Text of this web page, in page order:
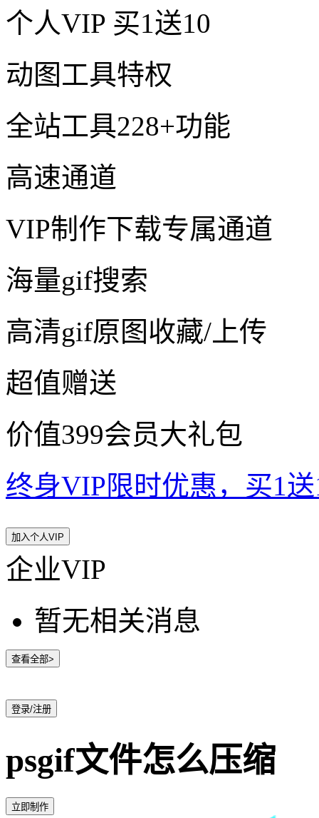
个人VIP 买1送10
动图工具特权
全站工具228+功能
高速通道
VIP制作下载专属通道
海量gif搜索
高清gif原图收藏/上传
超值赠送
价值399会员大礼包
终身VIP限时优惠，买1
加入个人VIP
企业VIP
暂无相关消息
查看全部>
登录/注册
psgif文件怎么压缩
立即制作